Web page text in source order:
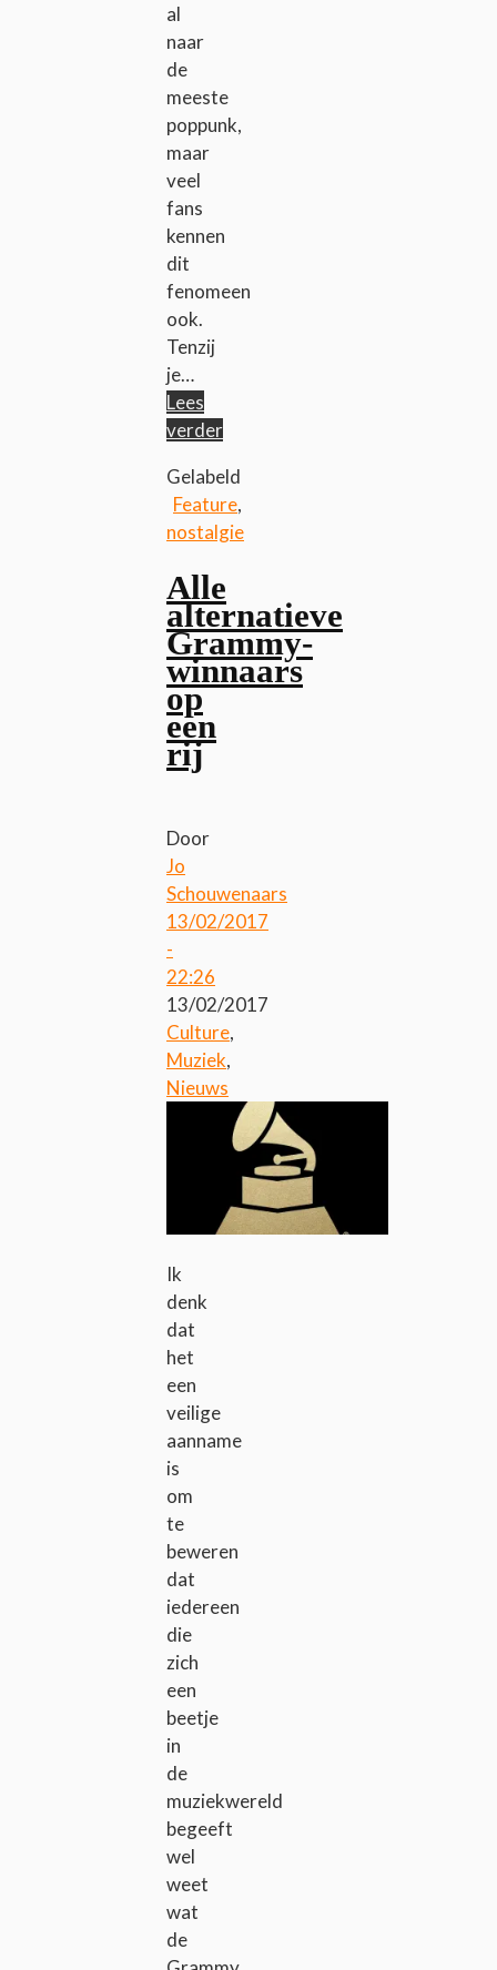
al
naar
de
meeste
poppunk,
maar
veel
fans
kennen
dit
fenomeen
ook.
Tenzij
je…
Lees
verder
Gelabeld
Feature,
nostalgie
Alle
alternatieve
Grammy-
winnaars
op
een
rij
Door
Jo
Schouwenaars
13/02/2017
-
22:26
13/02/2017
Culture,
Muziek,
Nieuws
Ik
denk
dat
het
een
veilige
aanname
is
om
te
beweren
dat
iedereen
die
zich
een
beetje
in
de
muziekwereld
begeeft
wel
weet
wat
de